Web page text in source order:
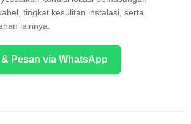
tingkat kesulitan instalasi, serta
lainnya.
Pesan via WhatsApp